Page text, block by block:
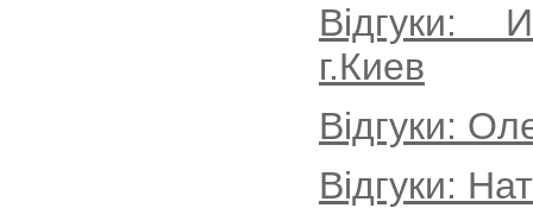
Відгуки:
г.Киев
Відгуки:
Відгуки: